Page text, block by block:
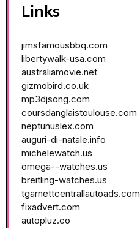
Links
jimsfamousbbq.com
libertywalk-usa.com
australiamovie.net
gizmobird.co.uk
mp3djsong.com
coursdanglaistoulouse.com
neptunuslex.com
auguri-di-natale.info
michelewatch.us
omega--watches.us
breitling-watches.us
tgarnettcentrallautoads.com
fixadvert.com
autopluz.co